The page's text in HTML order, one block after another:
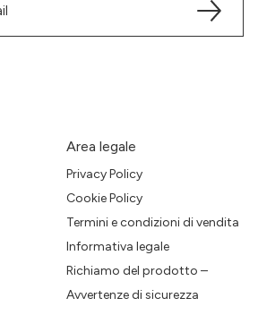
Area legale
Privacy Policy
Cookie Policy
Termini e condizioni di vendita
Informativa legale
Richiamo del prodotto –
Avvertenze di sicurezza